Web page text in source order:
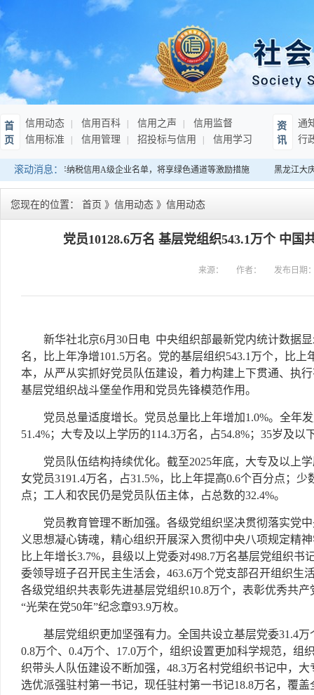
首
页
信用动态 信用百科 信用之声
信用监督
信用标准
信用管理 招投标与信用 信用学习
资
讯
通
行
滚动消息：
发布连续10年纳税信用A级企业名单，将享绿色通道等激励措施 黑龙江大
您现在的位置： 首页 》 信用动态 》 信用动态
党员10128.6万名 基层党组织543.1万个 中
来源： 作者： 发布日期
新华社北京6月30日电 中央组织部最新党内统计数据
名，比上年净增101.5万名。党的基层组织543.1万个，比
本，从严从实抓好党员队伍建设，着力构建上下贯通、执
基层党组织战斗堡垒作用和党员先锋模范作用。
党员总量适度增长。党员总量比上年增加1.0%。全年发
51.4%；大专及以上学历的114.3万名，占54.8%；35岁及以
党员队伍结构持续优化。截至2025年底，大专及以上学
女党员3191.4万名，占31.5%，比上年提高0.6个百分点；
点；工人和农民仍是党员队伍主体，占总数的32.4%。
党员教育管理不断加强。各级党组织坚决贯彻落实党中
义思想凝心铸魂，精心组织开展深入贯彻中央八项规定精
比上年增长3.7%，县级以上党委对498.7万名基层党组织
委领导班子召开民主生活会，463.6万个党支部召开组织
各级党组织共表彰先进基层党组织10.8万个，表彰优秀共
“光荣在党50年”纪念章93.9万枚。
基层党组织更加坚强有力。全国共设立基层党委31.4万
0.8万个、0.4万个、17.0万个，组织设置更加科学规范，
织带头人队伍建设不断加强，48.3万名村党组织书记中，
选优派强驻村第一书记，现任驻村第一书记18.8万名，覆